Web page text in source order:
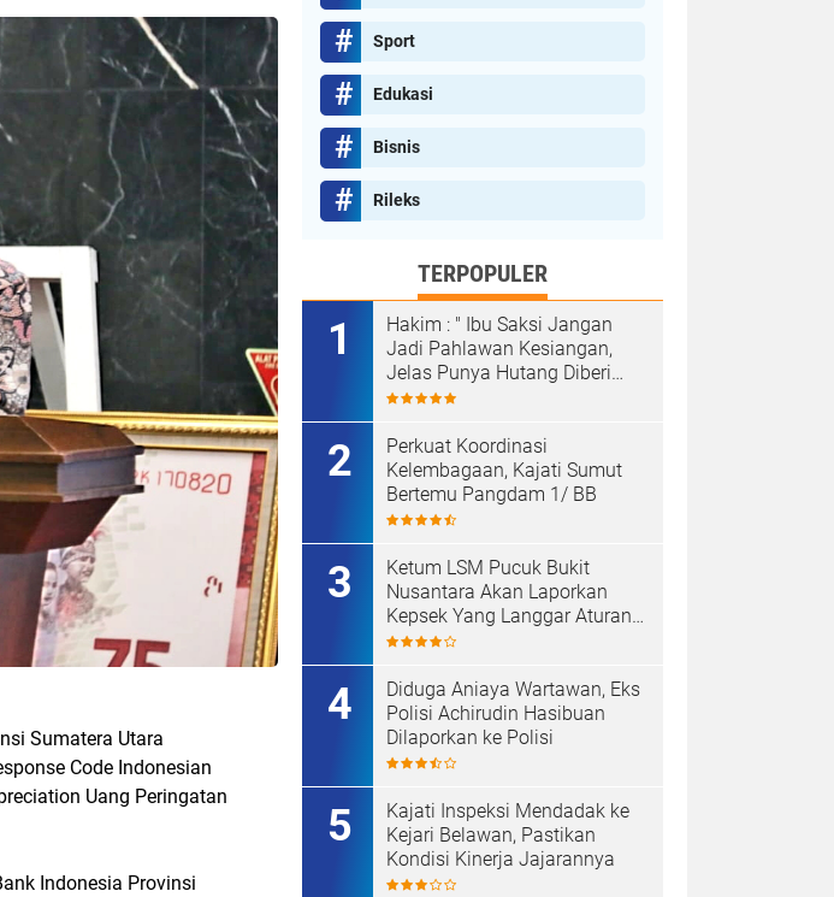
Sumatera Utara
Code Indonesian
Uang Peringatan
Indonesia Provinsi
Sport
Edukasi
Bisnis
Rileks
TERPOPULER
Hakim : " Ibu Saksi Jangan
Jadi Pahlawan Kesiangan,
Jelas Punya Hutang Diberi
Barang Lagi
Perkuat Koordinasi
Kelembagaan, Kajati Sumut
Bertemu Pangdam 1/ BB
Ketum LSM Pucuk Bukit
Nusantara Akan Laporkan
Kepsek Yang Langgar Aturan
Menteri ke APH , Terkait Dana
Diduga Aniaya Wartawan, Eks
Polisi Achirudin Hasibuan
Dilaporkan ke Polisi
Kajati Inspeksi Mendadak ke
Kejari Belawan, Pastikan
Kondisi Kinerja Jajarannya